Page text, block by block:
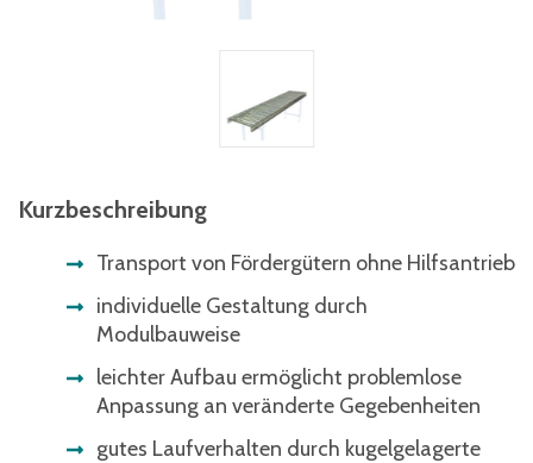
Kurzbeschreibung
Transport von Fördergütern ohne Hilfsantrieb
individuelle Gestaltung durch
Modulbauweise
leichter Aufbau ermöglicht problemlose
Anpassung an veränderte Gegebenheiten
gutes Laufverhalten durch kugelgelagerte